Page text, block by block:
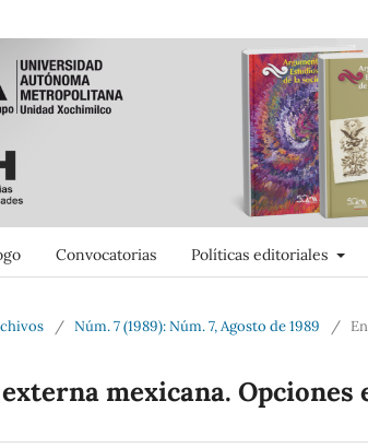
Convocatorias Políticas editoriales
/ Núm. 7 (1989): Núm. 7, Agosto de 1989 /
mexicana. Opciones